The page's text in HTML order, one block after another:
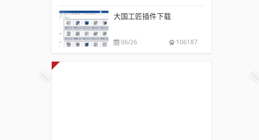
大国工匠插件下载
06/26 106187